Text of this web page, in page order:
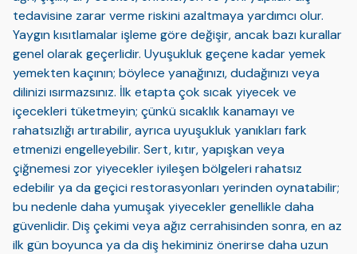
tedavisine zarar verme riskini azaltmaya yardımcı olur.
Yaygın kısıtlamalar işleme göre değişir, ancak bazı kurallar
genel olarak geçerlidir. Uyuşukluk geçene kadar yemek
yemekten kaçının; böylece yanağınızı, dudağınızı veya
dilinizi ısırmazsınız. İlk etapta çok sıcak yiyecek ve
içecekleri tüketmeyin; çünkü sıcaklık kanamayı ve
rahatsızlığı artırabilir, ayrıca uyuşukluk yanıkları fark
etmenizi engelleyebilir. Sert, kıtır, yapışkan veya
çiğnemesi zor yiyecekler iyileşen bölgeleri rahatsız
edebilir ya da geçici restorasyonları yerinden oynatabilir;
bu nedenle daha yumuşak yiyecekler genellikle daha
güvenlidir. Diş çekimi veya ağız cerrahisinden sonra, en az
ilk gün boyunca ya da diş hekiminiz önerirse daha uzun